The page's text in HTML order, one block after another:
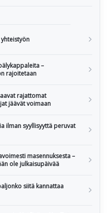
–
rajoitetaan
rajattomat
jäävät voimaan
ilman syyllisyyttä peruvat
masennuksesta –
ole julkaisupäivää
siitä kannattaa